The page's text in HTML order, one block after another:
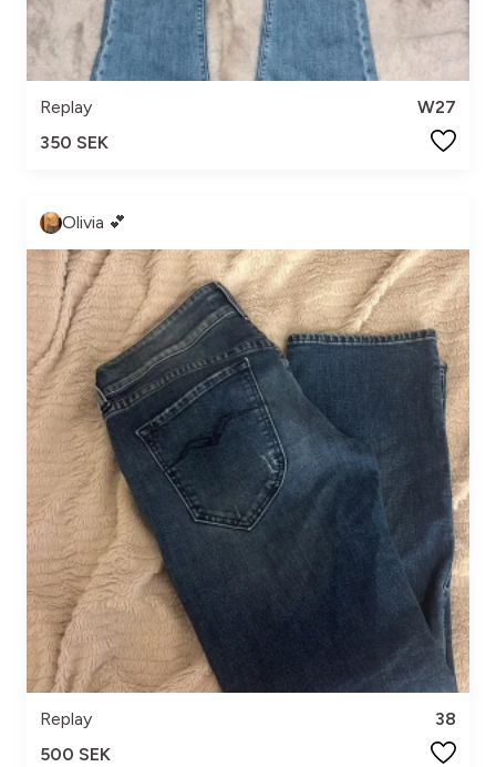
Replay
W27
350 SEK
Olivia 💕
Replay
38
500 SEK